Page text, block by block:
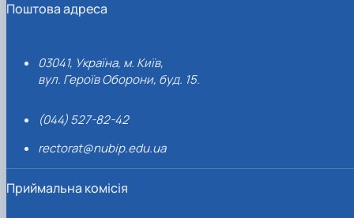
Поштова адреса
03041, Україна, м. Київ,
вул. Героїв Оборони, буд. 15.
(044) 527-82-42
rectorat@nubip.edu.ua
Приймальна комісія